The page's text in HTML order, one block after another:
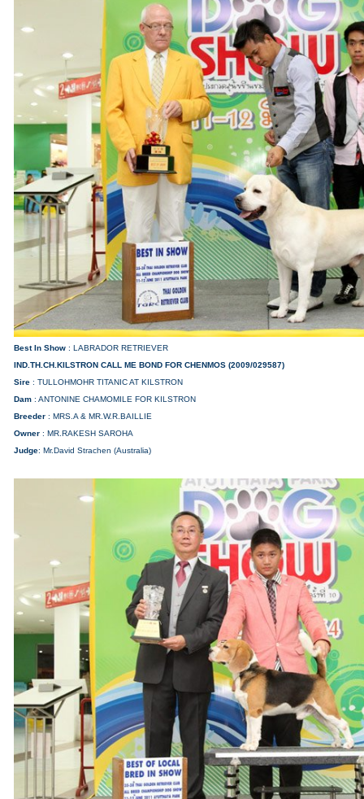
Best In Show : LABRADOR RETRIEVER
IND.TH.CH.KILSTRON CALL ME BOND FOR CHENMOS (2009/029587)
Sire : TULLOHMOHR TITANIC AT KILSTRON
Dam : ANTONINE CHAMOMILE FOR KILSTRON
Breeder : MRS.A & MR.W.R.BAILLIE
Owner : MR.RAKESH SAROHA
Judge: Mr.David Strachen (Australia)